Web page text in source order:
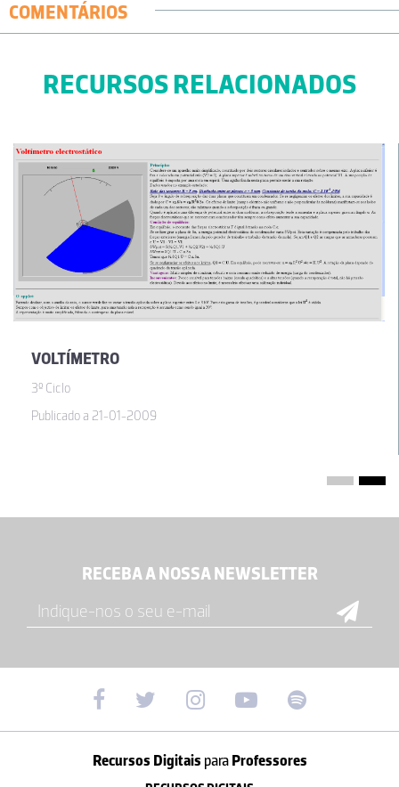
COMENTÁRIOS
RECURSOS RELACIONADOS
VOLTÍMETRO
3º Ciclo
Publicado a 21-01-2009
RECEBA A NOSSA NEWSLETTER
Recursos Digitais paraProfessores